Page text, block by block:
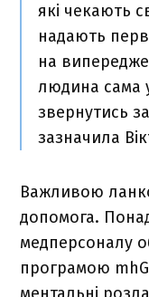
які чекають
надають
на
людина сама
звернутись
зазначила
Важливою
допомога.
медперсоналу
програмою